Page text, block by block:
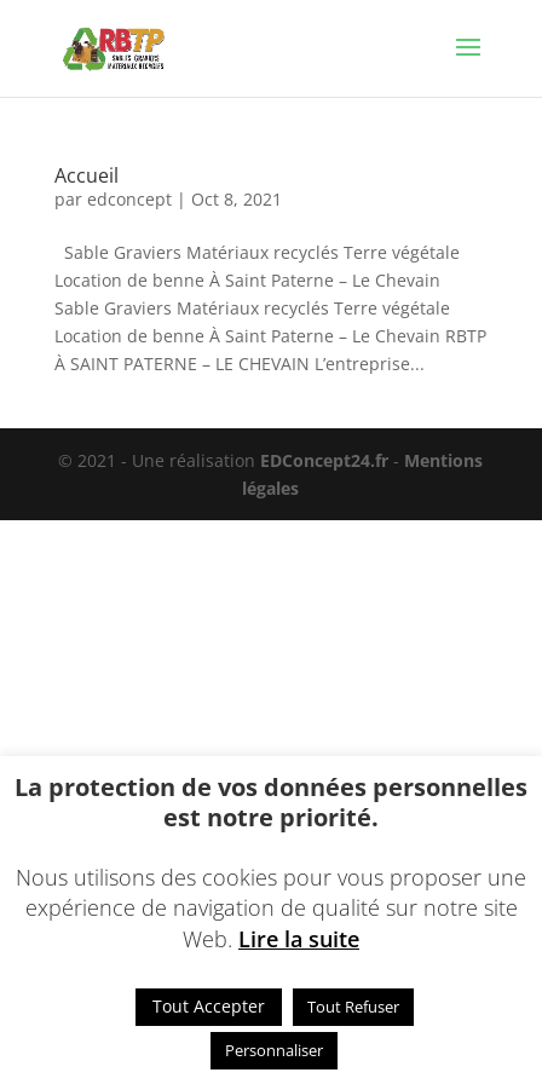
Accueil
par edconcept| Oct 8, 2021
Sable Graviers Matériaux recyclés Terre végétale
Location de benne À Saint Paterne – Le Chevain
Sable Graviers Matériaux recyclés Terre végétale
Location de benne À Saint Paterne – Le Chevain RBTP
À SAINT PATERNE – LE CHEVAIN L’entreprise...
© 2021 - Une réalisation EDConcept24.fr- Mentions
légales
La protection de vos données personnelles
est notre priorité.
Nous utilisons des cookies pour vous proposer une
expérience de navigation de qualité sur notre site
Web. Lire la suite
Tout Accepter
Tout Refuser
Personnaliser